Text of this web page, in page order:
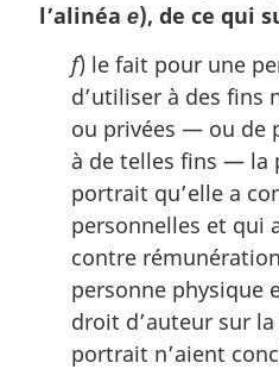
l’alinéa e), de ce qui
f) le fait pour une
d’utiliser à des fins
ou privées — ou de
à de telles fins — la
portrait qu’elle a
personnelles et qui
contre
personne physique
droit d’auteur sur
portrait n’aient